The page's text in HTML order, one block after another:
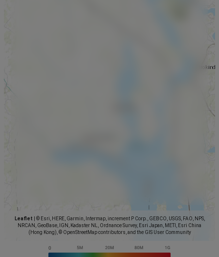
Leaflet
© Esri, HERE, Garmin, Intermap, increment P Corp., GEBCO, USGS, FAO, NPS,
NRCAN, GeoBase, IGN, Kadaster NL, Ordnance Survey, Esri Japan, METI, Esri China
(Hong Kong), © OpenStreetMap contributors, and the GIS User Community